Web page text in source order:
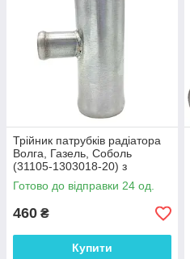
Трійник патрубків радіатора
Волга, Газель, Соболь
(31105-1303018-20) з
нержавіючої сталі
Готово до відправки 24 од.
460 ₴
Купити